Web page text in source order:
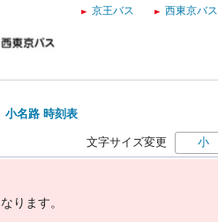
京王バス 西東京バス
小名路 時刻表
文字サイズ変更 小
な り ます。